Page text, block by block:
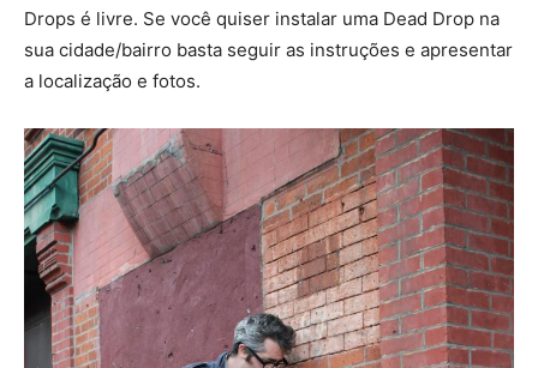
Drops é livre. Se você quiser instalar uma Dead Drop na
sua cidade/bairro basta seguir as instruções e apresentar
a localização e fotos.